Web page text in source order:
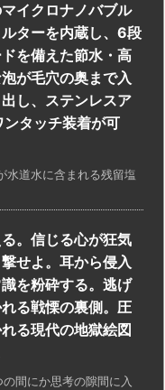
イクロナノバブル
ターを内蔵し、6段
を備えた節水・高
が毛穴の奥まで入
し、ステンレスア
タッチ装着が可
水道水に含まれる残留塩
。信じる心が狂気
せよ。耳から侵入
を粉砕する。逃げ
る戦慄の裏側。圧
る現代の地獄絵図
間にか思考の隙間に入